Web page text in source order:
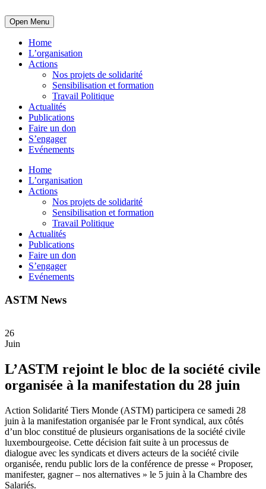
Open Menu
Home
L’organisation
Actions
Nos projets de solidarité
Sensibilisation et formation
Travail Politique
Actualités
Publications
Faire un don
S’engager
Evénements
Home
L’organisation
Actions
Nos projets de solidarité
Sensibilisation et formation
Travail Politique
Actualités
Publications
Faire un don
S’engager
Evénements
ASTM News
26
Juin
L’ASTM rejoint le bloc de la société civile
organisée à la manifestation du 28 juin
Action Solidarité Tiers Monde (ASTM) participera ce samedi 28
juin à la manifestation organisée par le Front syndical, aux côtés
d’un bloc constitué de plusieurs organisations de la société civile
luxembourgeoise. Cette décision fait suite à un processus de
dialogue avec les syndicats et divers acteurs de la société civile
organisée, rendu public lors de la conférence de presse « Proposer,
manifester, gagner – nos alternatives » le 5 juin à la Chambre des
Salariés.